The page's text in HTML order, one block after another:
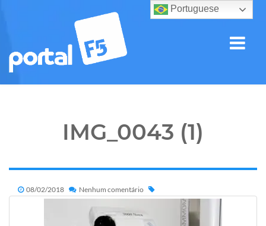
IMG_0043 (1)
08/02/2018 Nenhum comentário
Portuguese